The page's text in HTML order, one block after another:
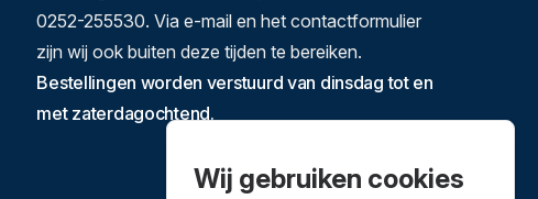
0252-255530. Via e-mail en het contactformulier
zijn wij ook buiten deze tijden te bereiken.
Bestellingen worden verstuurd van dinsdag tot en
met zaterdagochtend.
Wij gebruiken cookies